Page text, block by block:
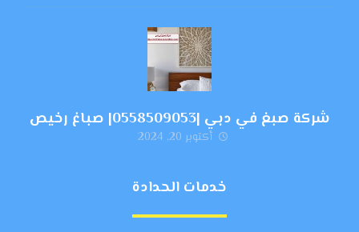
شركة صبغ في دبي |0558509053| صباغ رخيص
أكتوبر 20, 2024
خدمات الحدادة